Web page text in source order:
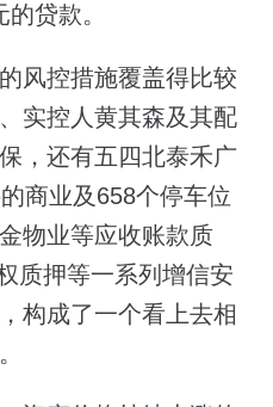
贷款。
风控措施覆盖得比较
实控人黄其森及其配
，还有五四北泰禾广
商业及658个停车位
物业等应收账款质
质押等一系列增信安
构成了一个看上去相